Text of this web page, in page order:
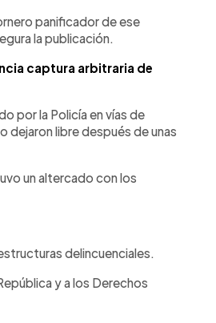
panificador de ese
la publicación.
captura arbitraria de
por la Policía en vías de
dejaron libre después de unas
un altercado con los
delincuenciales.
y a los Derechos